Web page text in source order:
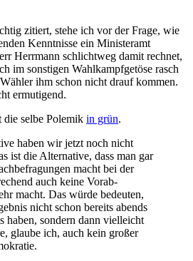
zitiert, stehe ich vor der Frage, wie
Kenntnisse ein Ministeramt
Herrmann schlichtweg damit rechnet,
im sonstigen Wahlkampfgetöse rasch
ihm schon nicht drauf kommen.
ermutigend.
die selbe Polemik in grün.
haben wir jetzt noch nicht
ist die Alternative, dass man gar
macht bei der
auch keine Vorab-
macht. Das würde bedeuten,
nicht schon bereits abends
haben, sondern dann vielleicht
glaube ich, auch kein großer